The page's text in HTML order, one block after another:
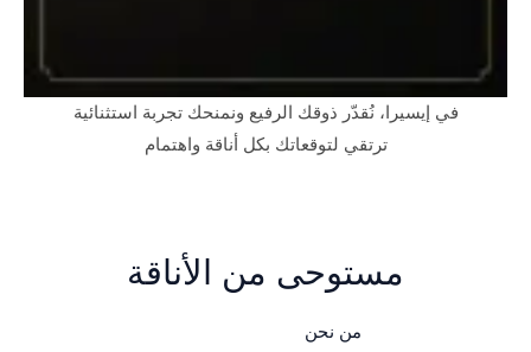
في إيسيرا، نُقدّر ذوقك الرفيع ونمنحك تجربة استثنائية
ترتقي لتوقعاتك بكل أناقة واهتمام
مستوحى من الأناقة
من نحن